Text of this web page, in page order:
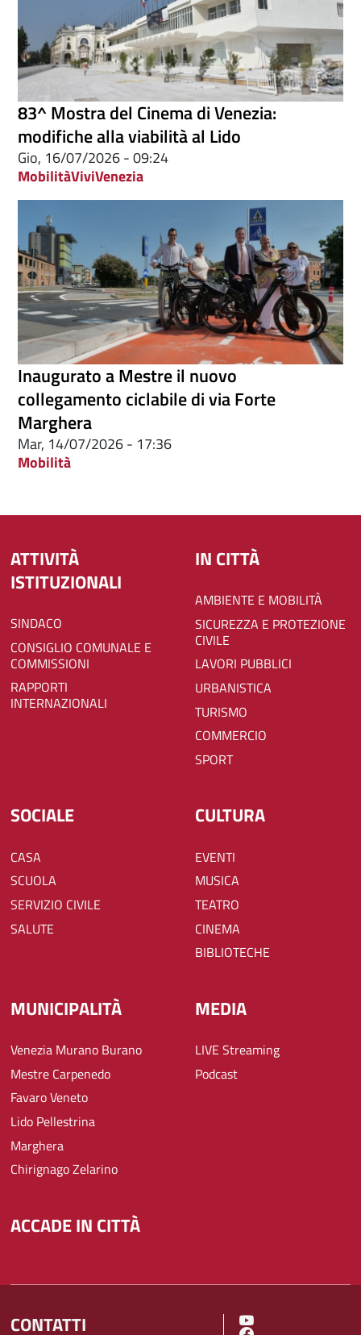
83^ Mostra del Cinema di Venezia:
modifiche alla viabilità al Lido
Gio, 16/07/2026 - 09:24
MobilitàViviVenezia
Inaugurato a Mestre il nuovo
collegamento ciclabile di via Forte
Marghera
Mar, 14/07/2026 - 17:36
Mobilità
ATTIVITÀ
ISTITUZIONALI
SINDACO
CONSIGLIO COMUNALE E
COMMISSIONI
RAPPORTI
INTERNAZIONALI
IN CITTÀ
AMBIENTE E MOBILITÀ
SICUREZZA E PROTEZIONE
CIVILE
LAVORI PUBBLICI
URBANISTICA
TURISMO
COMMERCIO
SPORT
SOCIALE
CASA
SCUOLA
SERVIZIO CIVILE
SALUTE
CULTURA
EVENTI
MUSICA
TEATRO
CINEMA
BIBLIOTECHE
MUNICIPALITÀ
Venezia Murano Burano
Mestre Carpenedo
Favaro Veneto
Lido Pellestrina
Marghera
Chirignago Zelarino
MEDIA
LIVE Streaming
Podcast
ACCADE IN CITTÀ
CONTATTI SOCIAL MENU